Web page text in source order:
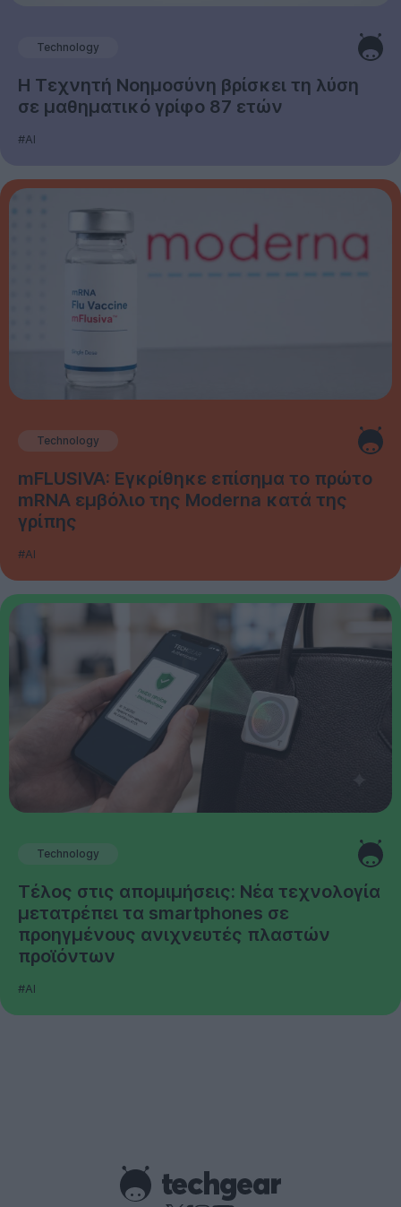
Technology
Η Τεχνητή Νοημοσύνη βρίσκει τη λύση
σε μαθηματικό γρίφο 87 ετών
#AI
Technology
mFLUSIVA: Εγκρίθηκε επίσημα το πρώτο
mRNA εμβόλιο της Moderna κατά της
γρίπης
#AI
Technology
Τέλος στις απομιμήσεις: Νέα τεχνολογία
μετατρέπει τα smartphones σε
προηγμένους ανιχνευτές πλαστών
προϊόντων
#AI